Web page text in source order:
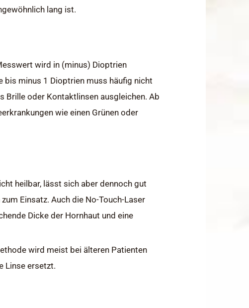
lang ist.
wird in (minus) Dioptrien
bis minus 1 Dioptrien muss häufig nicht
Brille oder Kontaktlinsen ausgleichen. Ab
wie einen Grünen oder
heilbar, lässt sich aber dennoch gut
Einsatz. Auch die No-Touch-Laser
Dicke der Hornhaut und eine
wird meist bei älteren Patienten
Linse ersetzt.